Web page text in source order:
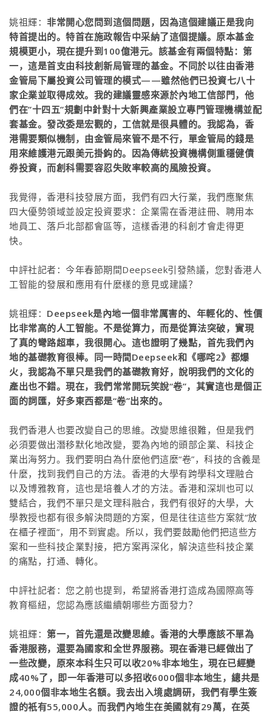
姚祖輝：非常開心您問到這個問題，因為這個建議正是我向
特首提出的。特首在施政報告中采納了這個提議。原本基金
規模更小，現在提升到100億港元。該基金有兩個特點：第
一，這是首支由科技創新局管理的基金。不同於以往由香港
金管局下屬投資公司管理的模式——雖然他們已投資七八十
家企業並取得成效。我的建議靈感來源於內地工信部門，他
們在”十四五”規劃中針對十大新興產業設立專門管理機構並配
套基金。發改委是宏觀的，工信就是很具體的。我認為，香
港需要類似機制，由金管局來管不是不行，單金管局的錢是
用來維護港元跟美元掛鈎的。因為傳統投資機構側重穩健債
券投資，而創科需要容忍失敗率較高的風險投資。
我覺得，香港科技發展方面，我們有四大行業，我們應聚焦
四大優勢領域並設定投資要求：企業需在香港註冊、聘用本
地員工、落戶北部都會區等，這樣香港的科創才會走得更
快。
中評社記者：今年春節期間Deepseek引發熱議，您對香港人
工智能的發展和應用有什麼樣的意見或建議？
姚祖輝： Deepseek是內地一個非常厲害的、年輕化的、性價
比非常高的人工智能。不是從算力，而是從算法突破，實現
了真的彎路超車，我很開心。這也證明了幾點，首先我們內
地的基礎教育很棒。同一時間Deepseek和《哪咤2》都爆
火，我認為不單只是我們的基礎教育好，說明我們的文化的
產出也不錯。現在，我們常常開玩笑說“卷”，其實這也是個正
面的詞匯，好多東西都是“卷”出來的。
我們香港人也要改變自己的思維。改變思維很難，但是我們
必須要做出潛移默化地改變，要為內地的頭部企業、科技企
業出海努力。我們要明白為什麼他們這麼“卷”，科技的含義是
什麼，找到我們自己的方法。香港的大學有跨學科文理融合
以及博雅教育，這也是培養人才的方法。香港和深圳也可以
雙結合，我們不單只是文理科融合，我們有很好的大學，大
學教授也都有很多解決問題的方案，但是往往這些方案就“放
在櫃子裡面”，用不到實處。所以，我們要鼓勵他們把這些方
案和一些科技企業對接，把方案再深化，解決這些科技企業
的痛點，打通、轉化。
中評社記者：您之前也提到，希望將香港打造成為國際高等
教育樞紐，您認為應該繼續朝哪些方面發力？
姚祖輝：第一，首先還是改變思維。香港的大學應該不單為
香港服務，還要為國家和全世界服務。現在香港已經做出了
一些改變，原來本科生只可以收20%非本地生，現在已經變
成40%了，即一年香港可以多招收6000個非本地生，總共是
24,000個非本地生名額。我去出入境處調研，我們有學生簽
證的衹有55,000人。而我們內地生在美國就有29萬，在英